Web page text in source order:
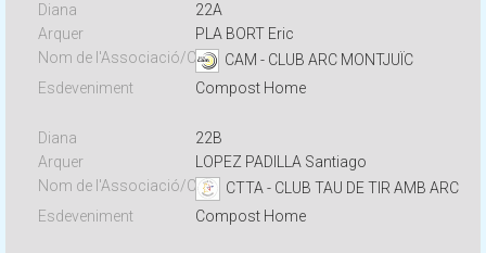
22A
PLA BORT Eric
CAM - CLUB ARC MONTJUÏC
Compost Home
22B
LOPEZ PADILLA Santiago
CTTA - CLUB TAU DE TIR AMB ARC
Compost Home